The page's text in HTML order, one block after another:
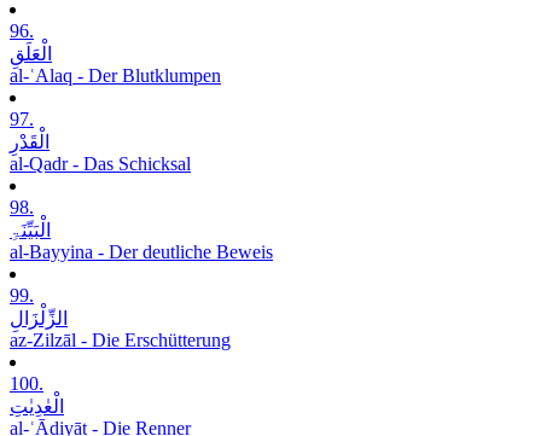
96.
الْعَلَقِ
al-ʿAlaq - Der Blutklumpen
97.
الْقَدْرِ
al-Qadr - Das Schicksal
98.
الْبَیِّنَۃِ
al-Bayyina - Der deutliche Beweis
99.
الزِّلْزَالِ
az-Zilzāl - Die Erschütterung
100.
الْعٰدِیٰتِ
al-ʿĀdiyāt - Die Renner